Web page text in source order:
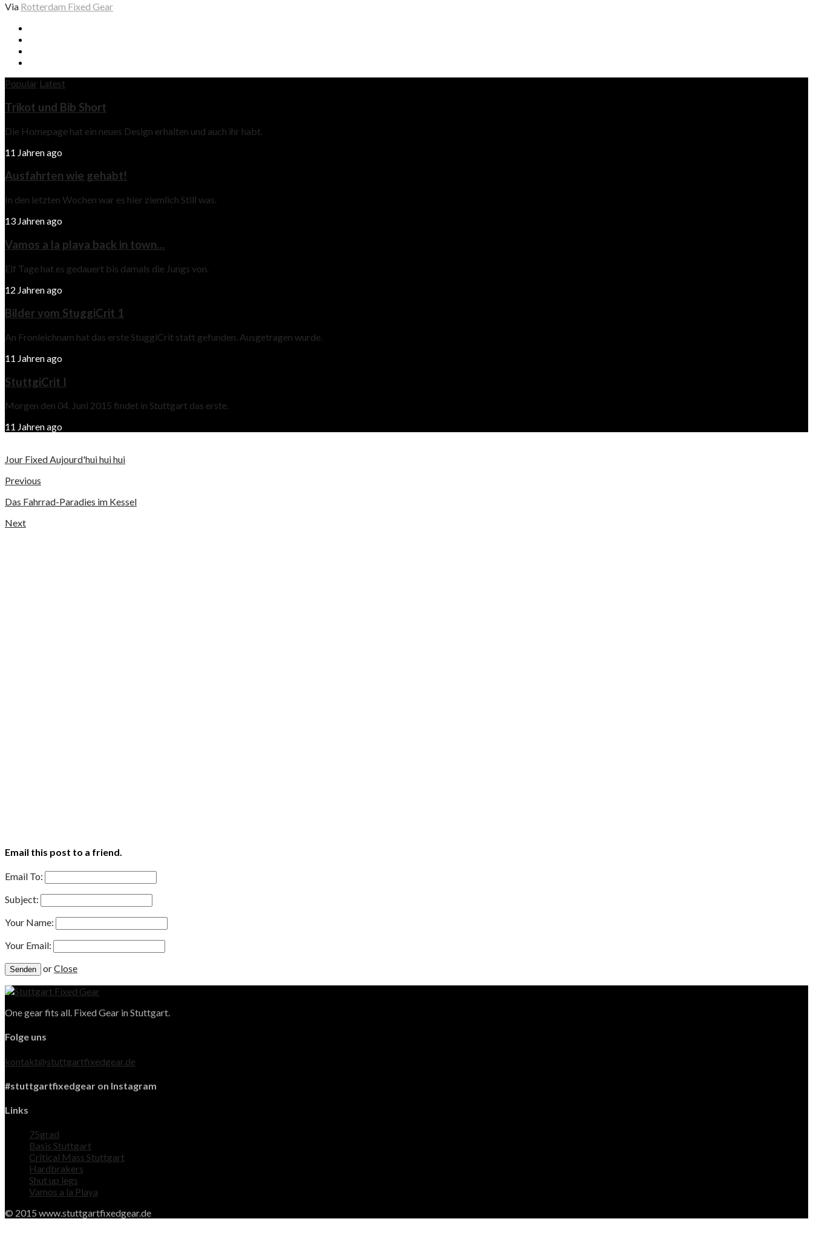
Via Rotterdam Fixed Gear
Popular Latest
Trikot und Bib Short
Die Homepage hat ein neues Design erhalten und auch ihr habt.
11 Jahren ago
Ausfahrten wie gehabt!
In den letzten Wochen war es hier ziemlich Still was.
13 Jahren ago
Vamos a la playa back in town…
Elf Tage hat es gedauert bis damals die Jungs von.
12 Jahren ago
Bilder vom StuggiCrit 1
An Fronleichnam hat das erste StuggiCrit statt gefunden. Ausgetragen wurde.
11 Jahren ago
StuttgiCrit I
Morgen den 04. Juni 2015 findet in Stuttgart das erste.
11 Jahren ago
Jour Fixed Aujourd'hui hui hui
Previous
Das Fahrrad-Paradies im Kessel
Next
Email this post to a friend.
Email To:
Subject:
Your Name:
Your Email:
orClose
One gear fits all. Fixed Gear in Stuttgart.
Folge uns
kontakt@stuttgartfixedgear.de
#stuttgartfixedgear on Instagram
Links
75grad
Basis Stuttgart
Critical Mass Stuttgart
Hardbrakers
Shut up legs
Vamos a la Playa
© 2015 www.stuttgartfixedgear.de